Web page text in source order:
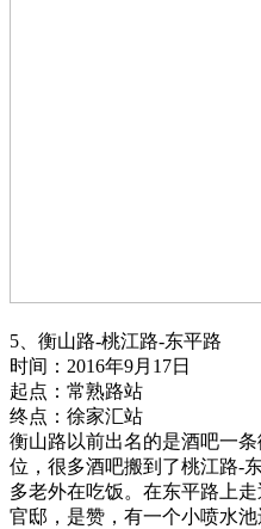
5、衡山路-桃江路-东平路
时间：2016年9月17日
起点：常熟路站
终点：徐家汇站
衡山路以前出名的是酒吧一
位，很多酒吧搬到了桃江路-
多老外在吃饭。在东平路上
官邸，是赞，有一个小喷水